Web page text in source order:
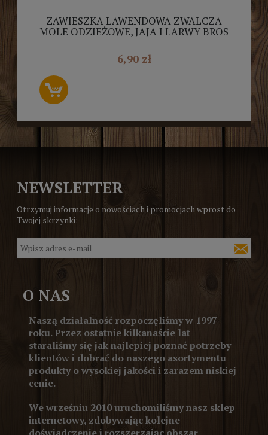
ZAWIESZKA LAWENDOWA ZWALCZA
MOLE ODZIEŻOWE, JAJA I LARWY BROS
6,90 zł
NEWSLETTER
Otrzymuj informacje o nowościach i promocjach wprost do
Twojej skrzynki:
O NAS
Naszą działalność rozpoczęliśmy w 1997
roku. Przez ostatnie kilkanaście lat
staraliśmy się jak najlepiej poznać potrzeby
klientów i dobrać do naszego asortymentu
produkty o wysokiej jakości i zarazem niskiej
cenie.
We wrześniu 2010 uruchomiliśmy nasz sklep
internetowy, zdobywając kolejne